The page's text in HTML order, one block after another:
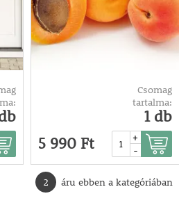
Csomag
tartalma:
1 db
5 990 Ft
+
-
2 áru ebben a kategóriában